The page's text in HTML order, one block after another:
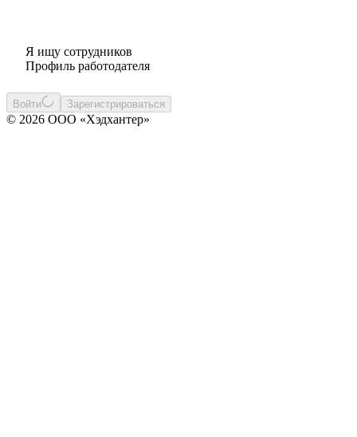
Я ищу сотрудников
Профиль работодателя
Войти Зарегистрироваться
© 2026 ООО «Хэдхантер»